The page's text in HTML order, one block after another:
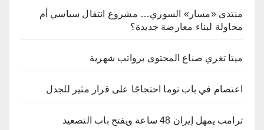
منتدى «مسار» السوري… مشروع انتقال سياسي أم
محاولة لبناء معارضة جديدة؟
ميتا تغري صناع المحتوى برواتب شهرية
اعتصام في باب توما احتجاجًا على قرار مثير للجدل
ترامب يمهل إيران 48 ساعة ويفتح باب التصعيد